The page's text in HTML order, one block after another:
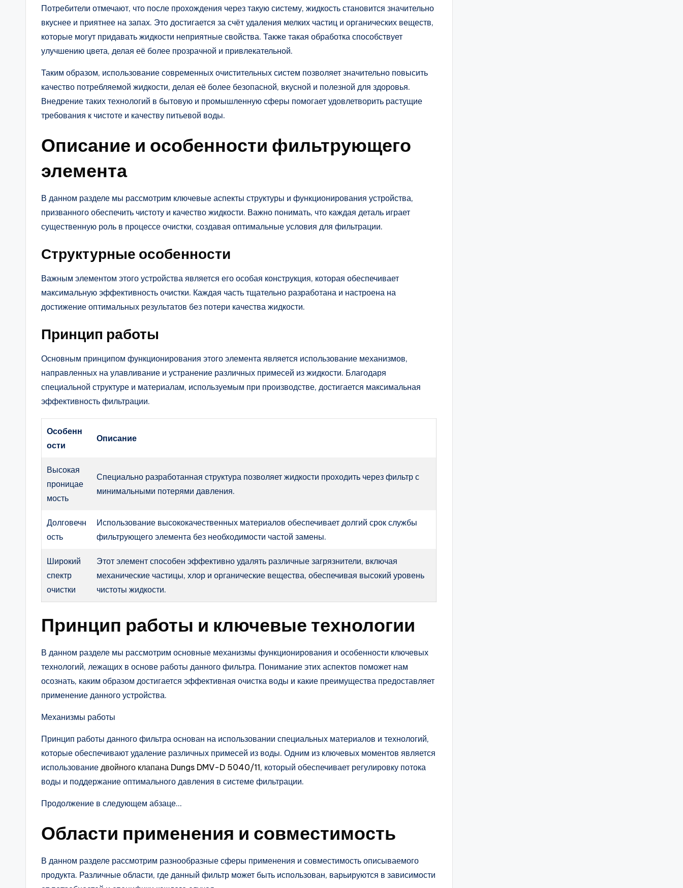
Потребители отмечают, что после прохождения через такую систему, жидкость становится значительно
вкуснее и приятнее на запах. Это достигается за счёт удаления мелких частиц и органических веществ,
которые могут придавать жидкости неприятные свойства. Также такая обработка способствует
улучшению цвета, делая её более прозрачной и привлекательной.
Таким образом, использование современных очистительных систем позволяет значительно повысить
качество потребляемой жидкости, делая её более безопасной, вкусной и полезной для здоровья.
Внедрение таких технологий в бытовую и промышленную сферы помогает удовлетворить растущие
требования к чистоте и качеству питьевой воды.
Описание и особенности фильтрующего
элемента
В данном разделе мы рассмотрим ключевые аспекты структуры и функционирования устройства,
призванного обеспечить чистоту и качество жидкости. Важно понимать, что каждая деталь играет
существенную роль в процессе очистки, создавая оптимальные условия для фильтрации.
Структурные особенности
Важным элементом этого устройства является его особая конструкция, которая обеспечивает
максимальную эффективность очистки. Каждая часть тщательно разработана и настроена на
достижение оптимальных результатов без потери качества жидкости.
Принцип работы
Основным принципом функционирования этого элемента является использование механизмов,
направленных на улавливание и устранение различных примесей из жидкости. Благодаря
специальной структуре и материалам, используемым при производстве, достигается максимальная
эффективность фильтрации.
Особенн
ости
Описание
Высокая
проницае
мость
Специально разработанная структура позволяет жидкости проходить через фильтр с
минимальными потерями давления.
Долговечн
ость
Использование высококачественных материалов обеспечивает долгий срок службы
фильтрующего элемента без необходимости частой замены.
Широкий
спектр
очистки
Этот элемент способен эффективно удалять различные загрязнители, включая
механические частицы, хлор и органические вещества, обеспечивая высокий уровень
чистоты жидкости.
Принцип работы и ключевые технологии
В данном разделе мы рассмотрим основные механизмы функционирования и особенности ключевых
технологий, лежащих в основе работы данного фильтра. Понимание этих аспектов поможет нам
осознать, каким образом достигается эффективная очистка воды и какие преимущества предоставляет
применение данного устройства.
Механизмы работы
Принцип работы данного фильтра основан на использовании специальных материалов и технологий,
которые обеспечивают удаление различных примесей из воды. Одним из ключевых моментов является
использование двойного клапана Dungs DMV-D 5040/11, который обеспечивает регулировку потока
воды и поддержание оптимального давления в системе фильтрации.
Продолжение в следующем абзаце…
Области применения и совместимость
В данном разделе рассмотрим разнообразные сферы применения и совместимость описываемого
продукта. Различные области, где данный фильтр может быть использован, варьируются в зависимости